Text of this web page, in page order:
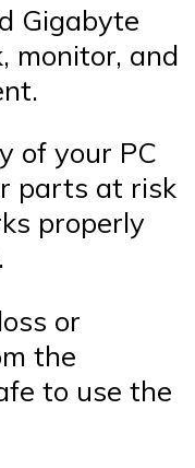
Gigabyte
monitor, and
of your PC
parts at risk
properly
or
the
to use the